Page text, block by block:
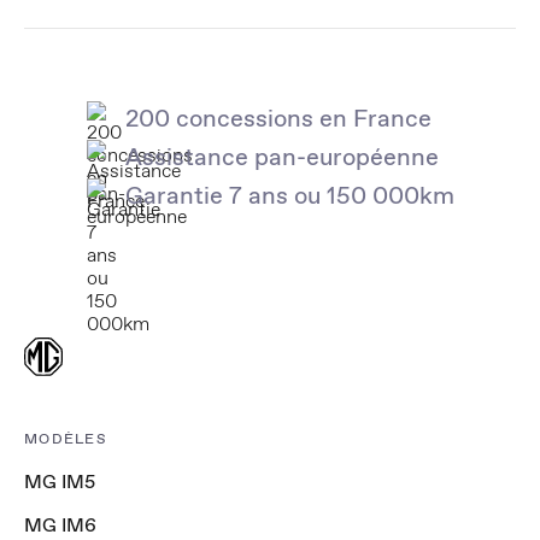
200 concessions en France
Assistance pan-européenne
Garantie 7 ans ou 150 000km
MODÈLES
MG IM5
MG IM6